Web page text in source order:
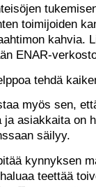
toimijoiden
kahvia.
ENAR-
tehdä
myös sen,
asiakkaita on
säilyy.
kynnyksen
teettää